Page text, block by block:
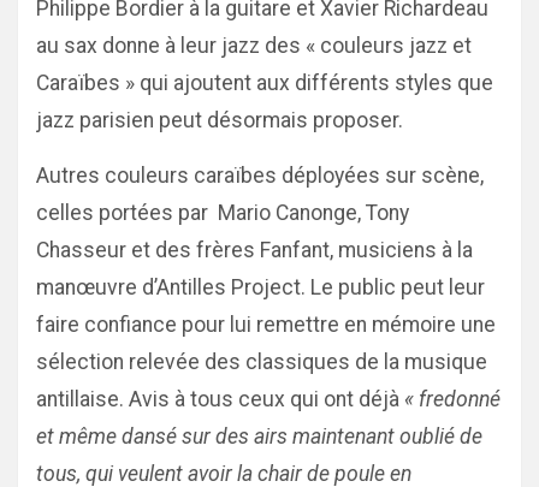
Philippe Bordier à la guitare et Xavier Richardeau
au sax donne à leur jazz des « couleurs jazz et
Caraïbes » qui ajoutent aux différents styles que
jazz parisien peut désormais proposer.
Autres couleurs caraïbes déployées sur scène,
celles portées par Mario Canonge, Tony
Chasseur et des frères Fanfant, musiciens à la
manœuvre d’Antilles Project. Le public peut leur
faire confiance pour lui remettre en mémoire une
sélection relevée des classiques de la musique
antillaise. Avis à tous ceux qui ont déjà « fredonné
et même dansé sur des airs maintenant oublié de
tous, qui veulent avoir la chair de poule en